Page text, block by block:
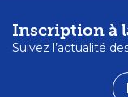
Inscription à
Suivez l’actualité